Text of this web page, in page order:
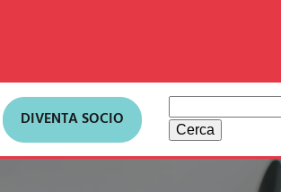
DIVENTA SOCIO
per: